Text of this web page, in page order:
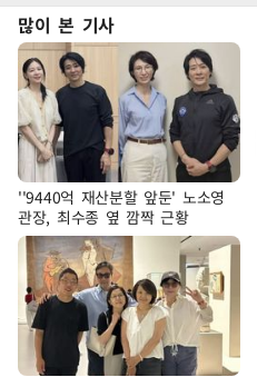
많이 본 기사
''9440억 재산분할 앞둔' 노소영
관장, 최수종 옆 깜짝 근황